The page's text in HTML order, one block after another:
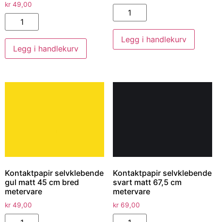
kr 49,00
Legg i handlekurv
Legg i handlekurv
Kontaktpapir selvklebende
gul matt 45 cm bred
metervare
kr 49,00
Kontaktpapir selvklebende
svart matt 67,5 cm
metervare
kr69,00